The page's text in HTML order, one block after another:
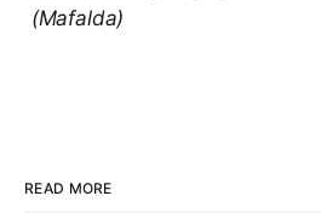
(Mafalda)
READ MORE